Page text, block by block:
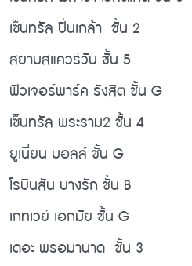
เซ็นทรัล ปิ่นเกล้า ชั้น 2
สยามสแควร์วัน ชั้น 5
ฟิวเจอร์พาร์ค รังสิต ชั้น G
เซ็นทรัล พระราม2 ชั้น 4
ยูเนี่ยน มอลล์ ชั้น G
โรบินสัน บางรัก ชั้น B
เกทเวย์ เอกมัย ชั้น G
เดอะ พรอมานาด ชั้น 3